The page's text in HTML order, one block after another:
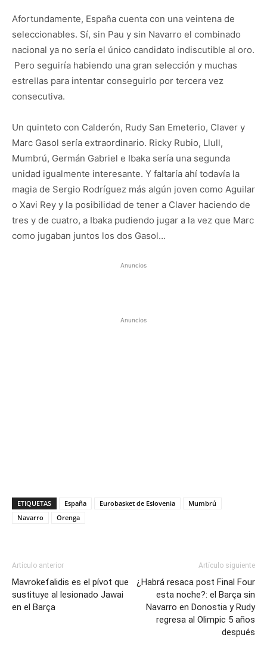
Afortundamente, España cuenta con una veintena de
seleccionables. Sí, sin Pau y sin Navarro el combinado
nacional ya no sería el único candidato indiscutible al oro.
Pero seguiría habiendo una gran selección y muchas
estrellas para intentar conseguirlo por tercera vez
consecutiva.
Un quinteto con Calderón, Rudy San Emeterio, Claver y
Marc Gasol sería extraordinario. Ricky Rubio, Llull,
Mumbrú, Germán Gabriel e Ibaka sería una segunda
unidad igualmente interesante. Y faltaría ahí todavía la
magia de Sergio Rodríguez más algún joven como Aguilar
o Xavi Rey y la posibilidad de tener a Claver haciendo de
tres y de cuatro, a Ibaka pudiendo jugar a la vez que Marc
como jugaban juntos los dos Gasol…
Anuncios
Anuncios
ETIQUETAS España Eurobasket de Eslovenia
Mumbrú
Navarro
Orenga
Artículo anterior
Mavrokefalidis es el pívot que
sustituye al lesionado Jawai
en el Barça
Artículo siguiente
¿Habrá resaca post Final Four
esta noche?: el Barça sin
Navarro en Donostia y Rudy
regresa al Olimpic 5 años
después